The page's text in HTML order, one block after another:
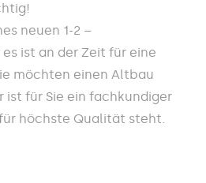
neuen 1-2 –
ist an der Zeit für eine
möchten einen Altbau
ist für Sie ein fachkundiger
höchste Qualität steht.